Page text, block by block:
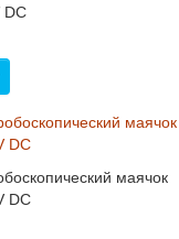
маячок
DC